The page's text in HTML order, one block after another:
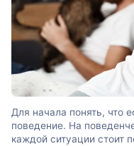
Для начала понять, что
поведение. На
каждой ситуации стоит